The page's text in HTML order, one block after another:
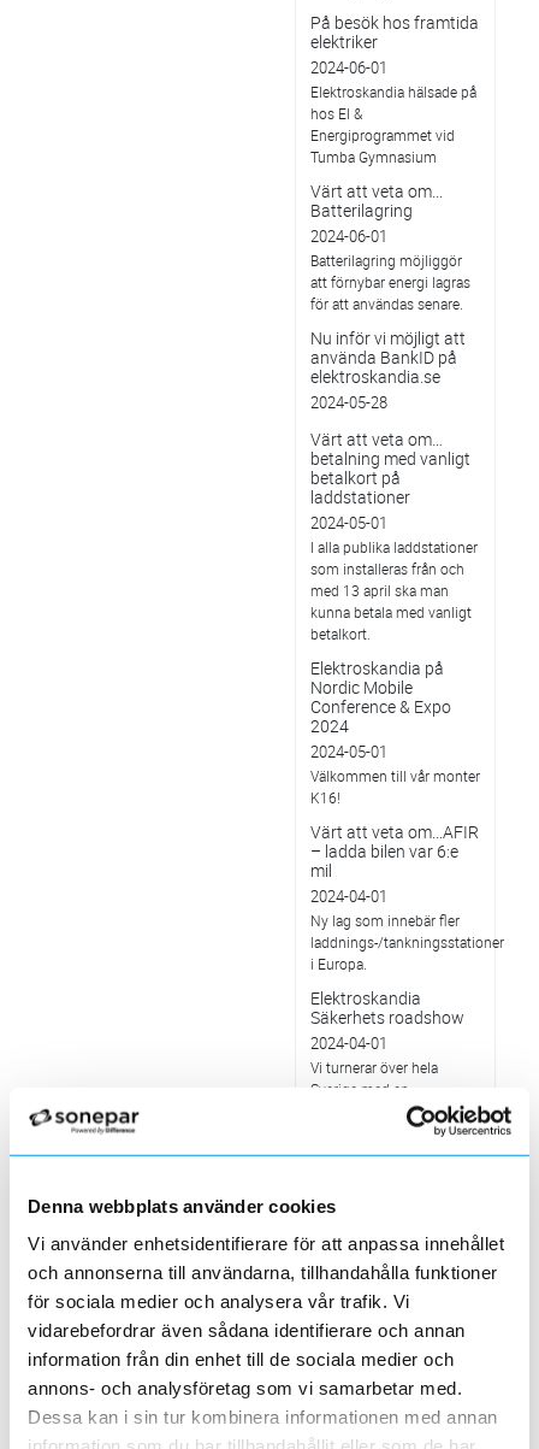
Denna webbplats använder cookies
Vi använder enhetsidentifierare för att anpassa innehållet
och annonserna till användarna, tillhandahålla funktioner
för sociala medier och analysera vår trafik. Vi
vidarebefordrar även sådana identifierare och annan
information från din enhet till de sociala medier och
annons- och analysföretag som vi samarbetar med.
Dessa kan i sin tur kombinera informationen med annan
På besök hos framtida
elektriker
2024-06-01
Elektroskandia hälsade på
hos El &
Energiprogrammet vid
Tumba Gymnasium
Värt att veta om...
Batterilagring
2024-06-01
Batterilagring möjliggör
att förnybar energi lagras
för att användas senare.
Nu inför vi möjligt att
använda BankID på
elektroskandia.se
2024-05-28
Värt att veta om…
betalning med vanligt
betalkort på
laddstationer
2024-05-01
I alla publika laddstationer
som installeras från och
med 13 april ska man
kunna betala med vanligt
betalkort.
Elektroskandia på
Nordic Mobile
Conference & Expo
2024
2024-05-01
Välkommen till vår monter
K16!
Värt att veta om...AFIR
– ladda bilen var 6:e
mil
2024-04-01
Ny lag som innebär fler
laddnings-/tankningsstationer
i Europa.
Elektroskandia
Säkerhets roadshow
2024-04-01
Vi turnerar över hela
Sverige med en
utställningsbil där vi visar
upp visa upp vårt breda
erbjudande inom
Rivstart för nya
2024-04-01
Den nya butiken är nästan
dubbelt så stor som den
tidigare.
Kompetensförsörjning
engagerade på
leverantörsträff
2024-03-01